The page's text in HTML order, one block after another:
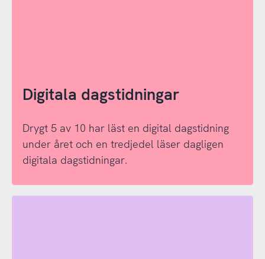
Digitala dagstidningar
Drygt 5 av 10 har läst en digital dagstidning
under året och en tredjedel läser dagligen
digitala dagstidningar.